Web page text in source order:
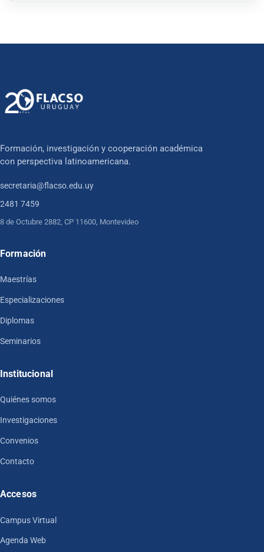
Formación, investigación y cooperación académica
con perspectiva latinoamericana.
secretaria@flacso.edu.uy
2481 7459
8 de Octubre 2882, CP 11600, Montevideo
Formación
Maestrías
Especializaciones
Diplomas
Seminarios
Institucional
Quiénes somos
Investigaciones
Convenios
Contacto
Accesos
Campus Virtual
Agenda Web